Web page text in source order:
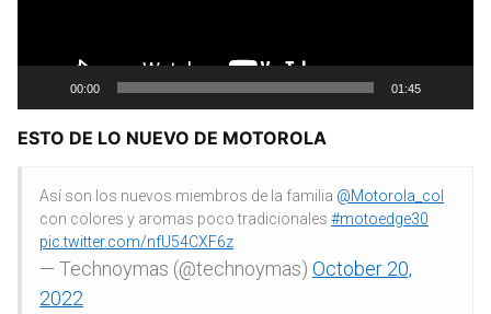
00:00 01:45
ESTO DE LO NUEVO DE MOTOROLA
Así son los nuevos miembros de la familia @Motorola_col
con colores y aromas poco tradicionales #motoedge30
pic.twitter.com/nfU54CXF6z
— Technoymas (@technoymas) October 20,
2022